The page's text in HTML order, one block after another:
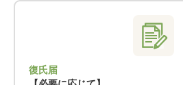
復氏届